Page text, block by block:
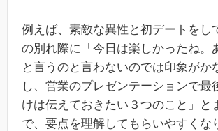
例えば、素敵な異性と初デートをし
の別れ際に「今日は楽しかったね。
と言うのと言わないのでは印象がか
し、営業のプレゼンテーションで最
けは伝えておきたい３つのこと」と
で、要点を理解してもらいやすくな